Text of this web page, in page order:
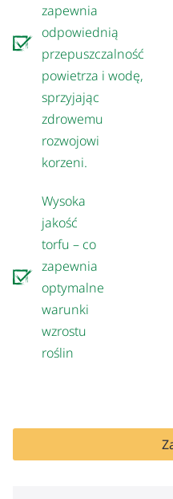
zapewnia
odpowiednią
przepuszczalność
powietrza i wodę,
sprzyjając
zdrowemu
rozwojowi
korzeni.
Wysoka
jakość
torfu – co
zapewnia
optymalne
warunki
wzrostu
roślin